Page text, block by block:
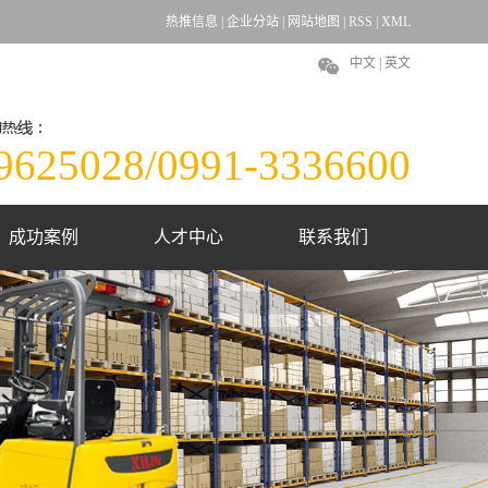
热推信息 企业分站 网站地图 RSS XML
中文 | 英文
0991-3336600
成功案例 人才中心 联系我们